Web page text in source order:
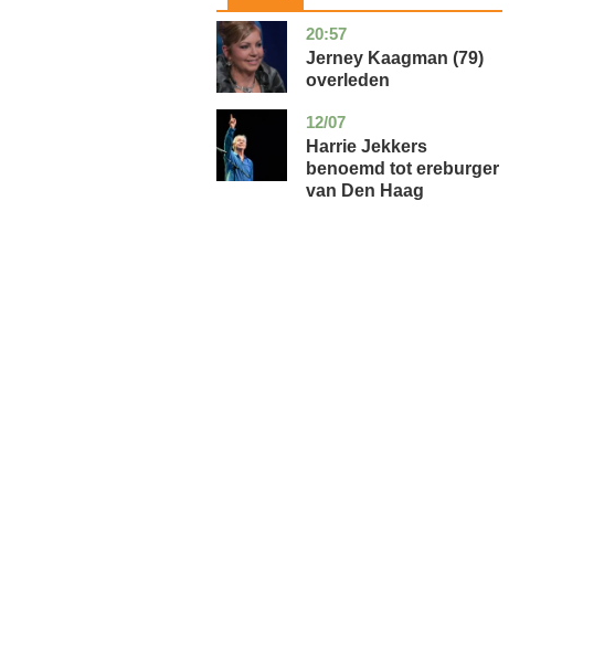
20:57
noord-
holland
glossy
Jerney Kaagman (79)
overleden
12/07
zuid-
holland
glossy
Harrie Jekkers
benoemd tot ereburger
van Den Haag